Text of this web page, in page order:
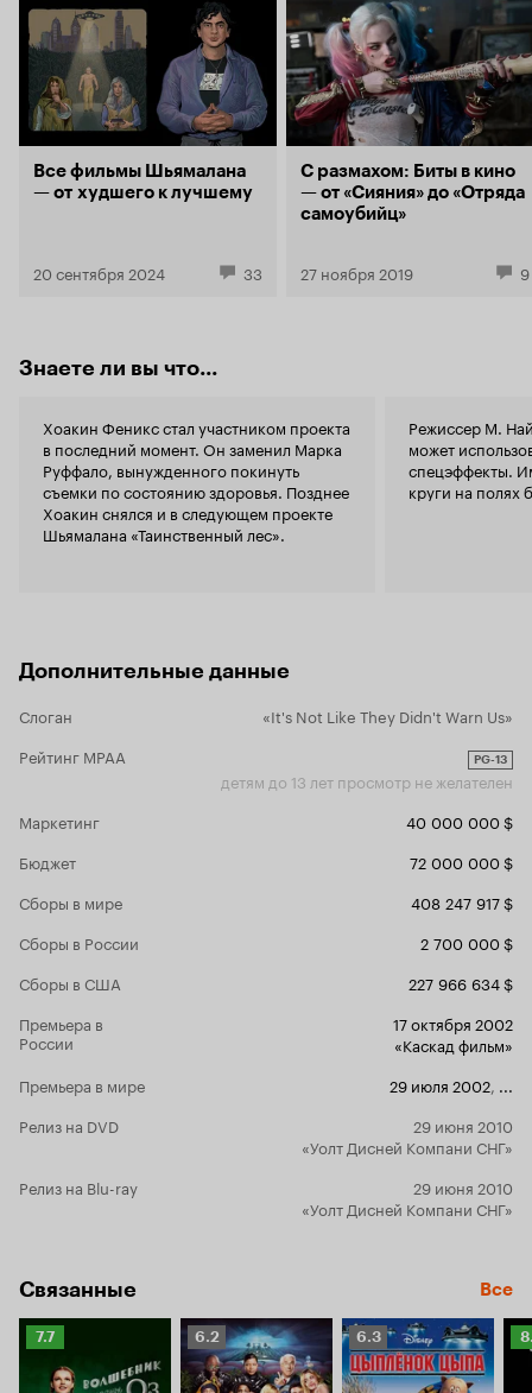
считает инопланетян бесами, чертями и
проявлением демонизма. Опять религиозный
подтекст, не замечаете? Бесы против
священника, грубо говоря. И конец в этом
фильме как раз очень даже верный, он ставит
твердую, жирную точку в конце формулировки
основной идеи фильма — что-то типа «все
происходит так, как должно» или «пути
Господни неисповедимы», если хотите. Все
ясно для тех, кто правильно понял, о чем,
СМИ, и
ходу
комедию,
миллионов
прецедент
по радио
многие
стали
зеленых
достигает
печальном
в пропасть
2002-го
амплуа
надутого
меры, и
Все фильмы Шьямалана
— от худшего к лучшему
20 сентября 2024 33
С размахом: Биты в кино
— от «Сияния» до «Отряда
самоубийц»
27 ноября 2019 9
Знаете ли вы что...
Хоакин Феникс стал участником проекта
в последний момент. Он заменил Марка
Руффало, вынужденного покинуть
съемки по состоянию здоровья. Позднее
Хоакин снялся и в следующем проекте
Шьямалана «Таинственный лес».
Режиссер М.
может
спецэффекты.
круги на
Дополнительные данные
Слоган
«It's Not Like They Didn't Warn Us»
Рейтинг MPAA
PG-13
детям до 13 лет просмотр не желателен
Маркетинг
40 000 000 $
Бюджет
72 000 000 $
Сборы в мире
408 247 917 $
Сборы в России
2 700 000 $
Сборы в США
227 966 634 $
Премьера в
России
17 октября 2002
«Каскад фильм»
Премьера в мире
29 июля 2002
Релиз на DVD
29 июня 2010
«Уолт Дисней Компани СНГ»
Релиз на Blu-ray
29 июня 2010
«Уолт Дисней Компани СНГ»
Связанные Все
Рейтинг
7.7
Рейтинг
Кинопоиска
6.2
6.2
Рейтинг
Кинопоиска
6.3
6.3